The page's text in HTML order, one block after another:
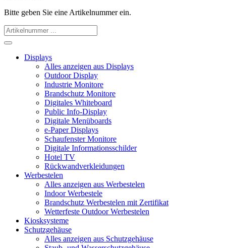
Bitte geben Sie eine Artikelnummer ein.
Displays
Alles anzeigen aus Displays
Outdoor Display
Industrie Monitore
Brandschutz Monitore
Digitales Whiteboard
Public Info-Display
Digitale Menüboards
e-Paper Displays
Schaufenster Monitore
Digitale Informationsschilder
Hotel TV
Rückwandverkleidungen
Werbestelen
Alles anzeigen aus Werbestelen
Indoor Werbestele
Brandschutz Werbestelen mit Zertifikat
Wetterfeste Outdoor Werbestelen
Kiosksysteme
Schutzgehäuse
Alles anzeigen aus Schutzgehäuse